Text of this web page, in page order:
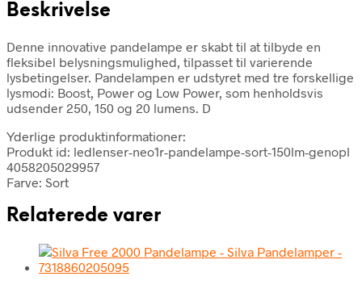
Beskrivelse
Denne innovative pandelampe er skabt til at tilbyde en
fleksibel belysningsmulighed, tilpasset til varierende
lysbetingelser. Pandelampen er udstyret med tre forskellige
lysmodi: Boost, Power og Low Power, som henholdsvis
udsender 250, 150 og 20 lumens. D
Yderlige produktinformationer:
Produkt id: ledlenser-neo1r-pandelampe-sort-150lm-genopl
4058205029957
Farve: Sort
Relaterede varer